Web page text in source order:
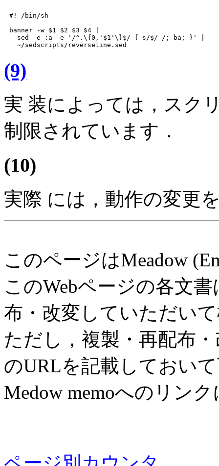
#! /bin/sh
banner -w $1 $2 $3 $4 |
  sed -e :a -e '/^.\{0,'$1'\}$/ { s/$/ /; ba; }' |
(9)
実 装によっては，スク
制限されています．
(10)
実際 には，動作の変更
このページはMeadow
このWebページの各文
布・改変していただい
ただし，複製・再配布
のURLを記載しておい
Medow memoへのリン